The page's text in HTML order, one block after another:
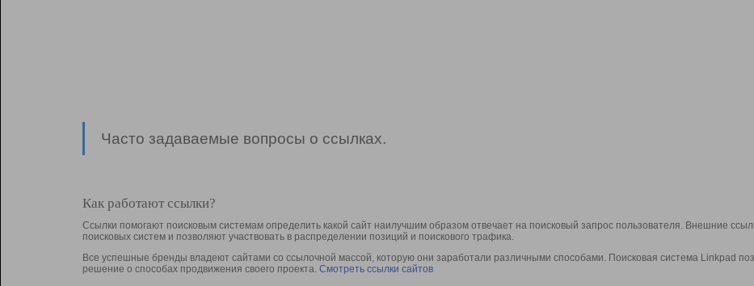
Часто задаваемые вопросы о ссылках.
Как работают ссылки?
Ссылки помогают поисковым системам определить какой сайт наилучшим образом отвечает на поисковый запрос пользователя. Внешние
поисковых систем и позволяют участвовать в раcпределении позиций и поискового трафика.
Все успешные бренды владеют сайтами со ссылочной массой, которую они заработали различными способами. Поисковая система Linkpad
решение о способах продвижения своего проекта. Смотреть ссылки сайтов